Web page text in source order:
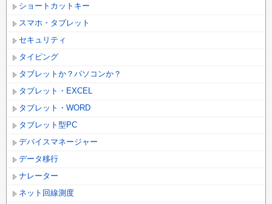
ショートカットキー
スマホ・タブレット
セキュリティ
タイピング
タブレットか？パソコンか？
タブレット・EXCEL
タブレット・WORD
タブレット型PC
デバイスマネージャー
データ移行
ナレーター
ネット回線測度